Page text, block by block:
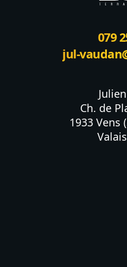
079
jul-
Ch. de
1933 Vens